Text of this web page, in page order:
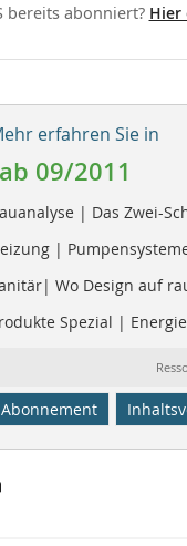
bereits abonniert? Hier
erfahren Sie in
09/2011
| Das Zwei-
|
Wo Design auf
Spezial |
Abonnement